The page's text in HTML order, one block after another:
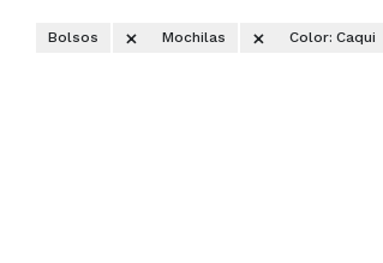
Bolsos Mochilas Color: Caqui